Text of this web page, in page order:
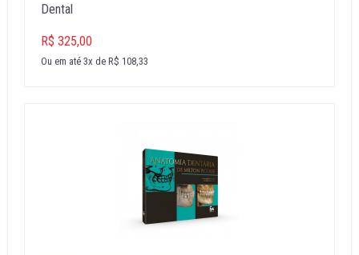
Dental
R$ 325,00
Ou em até 3x de R$ 108,33